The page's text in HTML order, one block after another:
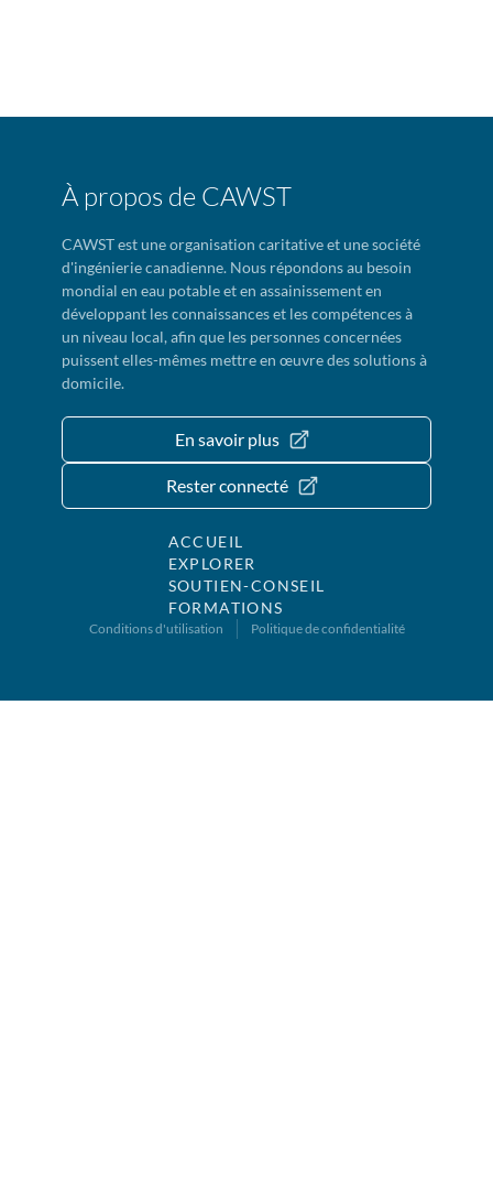
À propos de CAWST
CAWST est une organisation caritative et une société
d'ingénierie canadienne. Nous répondons au besoin
mondial en eau potable et en assainissement en
développant les connaissances et les compétences à
un niveau local, afin que les personnes concernées
puissent elles-mêmes mettre en œuvre des solutions à
domicile.
En savoir plus
Rester connecté
ACCUEIL
EXPLORER
SOUTIEN-CONSEIL
FORMATIONS
Conditions d'utilisation Politique de confidentialité